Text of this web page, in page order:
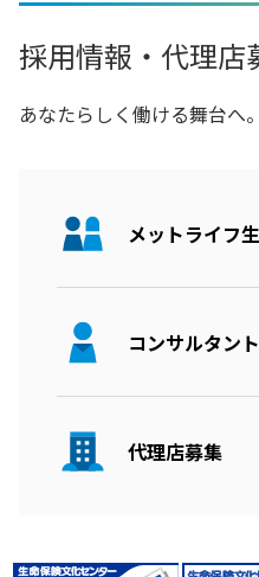
採用情報・代理店
あなたらしく働ける舞台へ。
メットライフ
コンサルタン
代理店募集